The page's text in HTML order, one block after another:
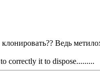
Ведь
correctly it to dispose.........